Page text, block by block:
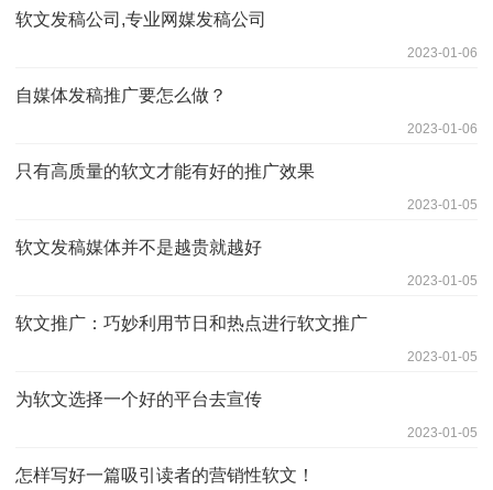
软文发稿公司,专业网媒发稿公司
2023-01-06
自媒体发稿推广要怎么做？
2023-01-06
只有高质量的软文才能有好的推广效果
2023-01-05
软文发稿媒体并不是越贵就越好
2023-01-05
软文推广：巧妙利用节日和热点进行软文推广
2023-01-05
为软文选择一个好的平台去宣传
2023-01-05
怎样写好一篇吸引读者的营销性软文！